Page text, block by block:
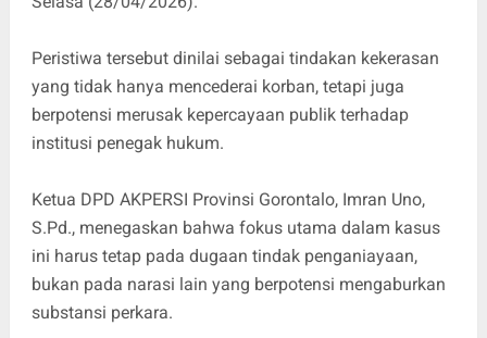
Peristiwa tersebut dinilai sebagai tindakan kekerasan
yang tidak hanya mencederai korban, tetapi juga
berpotensi merusak kepercayaan publik terhadap
institusi penegak hukum.
Ketua DPD AKPERSI Provinsi Gorontalo, Imran Uno,
S.Pd., menegaskan bahwa fokus utama dalam kasus
ini harus tetap pada dugaan tindak penganiayaan,
bukan pada narasi lain yang berpotensi mengaburkan
substansi perkara.